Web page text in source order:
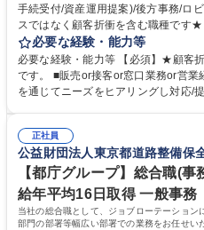
手続受付/資産運用提案)/後方事務/ロビー応対 仕事の内容 ★
スではなく顧客折衝を含む職種です
事していただきます。 ■窓口/後方/ロ
ーション、お客様対応 ■窓口にて、ご来店された個人のお客様に対して金
融商品のご提案 ■効率的な事務運用
に必ずご覧ください≫ ※記事 https://
必要な経験・能力等
必要な経験・能力等 【必須】★顧客
です。 ■販売or接客or窓口業務or営
を通じてニーズをヒアリングし対応/提案を実
るので安心して入行いただけます。
や社内副業等を活用し、 一人ひとり
ます。 学歴・資格 学歴：大学院 大学 高専 短大 専修学校 高校 語学力：
資格：
正社員
公益財団法人東京都道路整備保
【都庁グループ】総合職(
給年平均16日取得 一般事務
当社の総合職として、ジョブローテーション
部門の部署等幅広い部署での業務をお任せい